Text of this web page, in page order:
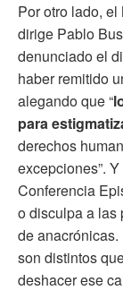
Por otro lado,
dirige Pablo
denunciado el
haber remitido
alegando que “
para
derechos
excepciones”.
Conferencia
o disculpa a las
de
son distintos
deshacer ese